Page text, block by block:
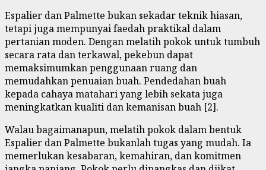
Espalier dan Palmette bukan sekadar teknik hiasan,
tetapi juga mempunyai faedah praktikal dalam
pertanian moden. Dengan melatih pokok untuk tumbuh
secara rata dan terkawal, pekebun dapat
memaksimumkan penggunaan ruang dan
memudahkan penuaian buah. Pendedahan buah
kepada cahaya matahari yang lebih sekata juga
meningkatkan kualiti dan kemanisan buah [2].
Walau bagaimanapun, melatih pokok dalam bentuk
Espalier dan Palmette bukanlah tugas yang mudah. Ia
memerlukan kesabaran, kemahiran, dan komitmen